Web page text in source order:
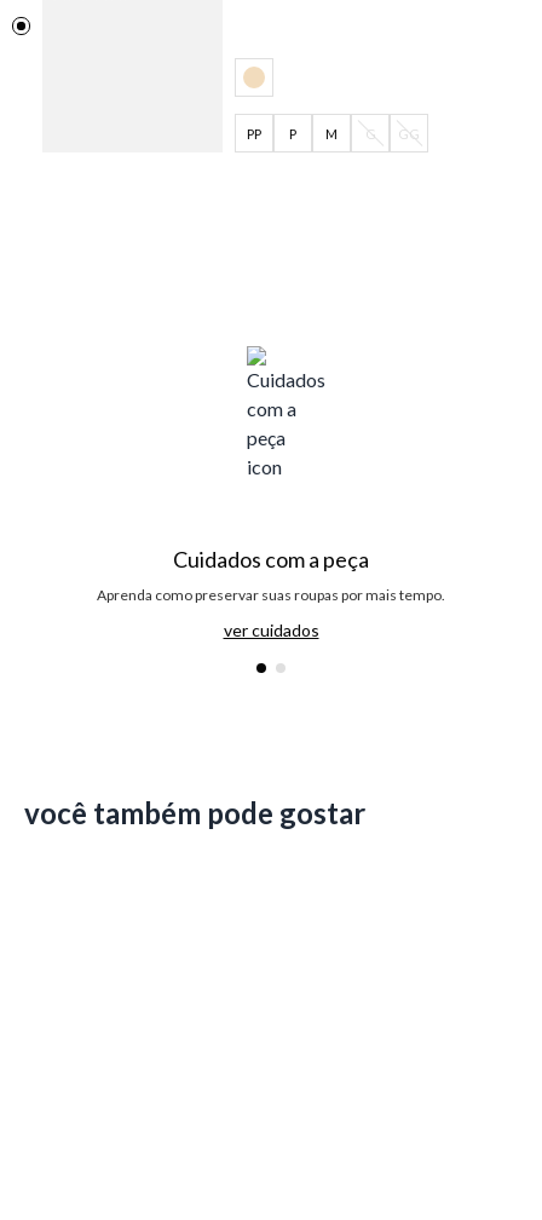
PP P M G GG
Cuidados com a peça
Aprenda como preservar suas roupas por mais tempo.
ver cuidados
você também pode gostar